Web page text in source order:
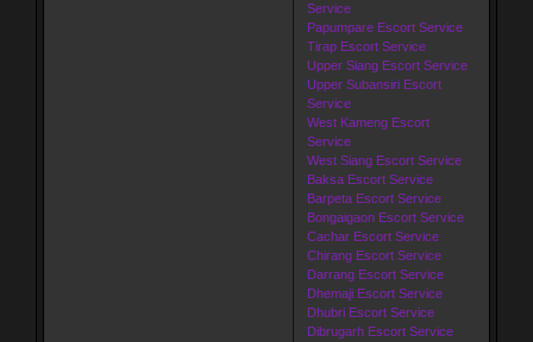
Service
Papumpare Escort Service
Tirap Escort Service
Upper Siang Escort Service
Upper Subansiri Escort
Service
West Kameng Escort
Service
West Siang Escort Service
Baksa Escort Service
Barpeta Escort Service
Bongaigaon Escort Service
Cachar Escort Service
Chirang Escort Service
Darrang Escort Service
Dhemaji Escort Service
Dhubri Escort Service
Dibrugarh Escort Service